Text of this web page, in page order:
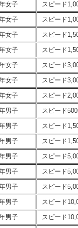
女子 スピード
女子 スピード
女子 スピード
女子 スピード
女子 スピード
女子 スピード
女子 スピード
男子 スピード
男子 スピード
男子 スピード
男子 スピード
男子 スピード
男子 スピード
男子 スピード
男子 スピード